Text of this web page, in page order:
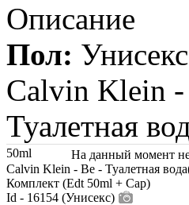
Описание
Пол: Унисекс
Calvin Klein -
Туалетная
50ml
На данный момент
Calvin Klein - Be - Туалетная
Комплект (Edt 50ml + Cap)
Id - 16154 (Унисекс)